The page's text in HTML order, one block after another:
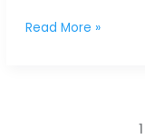
Read More »
1